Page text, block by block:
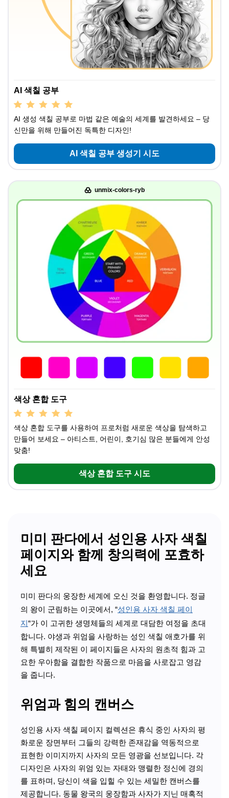
AI 색칠 공부
AI 생성 색칠 공부로 마법 같은 예술의 세계를 발견하세요 – 당
신만을 위해 만들어진 독특한 디자인!
AI 색칠 공부 생성기 시도
unmix-colors-ryb
색상 혼합 도구
색상 혼합 도구를 사용하여 프로처럼 새로운 색상을 탐색하고
만들어 보세요 – 아티스트, 어린이, 호기심 많은 분들에게 안성
맞춤!
색상 혼합 도구 시도
미미 판다에서 성인용 사자 색칠
페이지와 함께 창의력에 포효하
세요
미미 판다의 웅장한 세계에 오신 것을 환영합니다. 정글
의 왕이 군림하는 이곳에서, “성인용 사자 색칠 페이
지“가 이 고귀한 생명체들의 세계로 대담한 여정을 초대
합니다. 야생과 위엄을 사랑하는 성인 색칠 애호가를 위
해 특별히 제작된 이 페이지들은 사자의 원초적 힘과 고
요한 우아함을 결합한 작품으로 마음을 사로잡고 영감
을 줍니다.
위엄과 힘의 캔버스
성인용 사자 색칠 페이지 컬렉션은 휴식 중인 사자의 평
화로운 장면부터 그들의 강력한 존재감을 역동적으로
표현한 이미지까지 사자의 모든 영광을 선보입니다. 각
디자인은 사자의 위엄 있는 자태와 맹렬한 정신에 경의
를 표하며, 당신이 색을 입힐 수 있는 세밀한 캔버스를
제공합니다. 동물 왕국의 웅장함과 사자가 지닌 매혹적